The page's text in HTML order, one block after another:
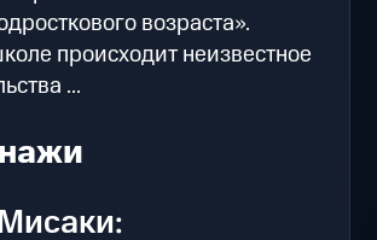
возраста».
происходит неизвестное
...